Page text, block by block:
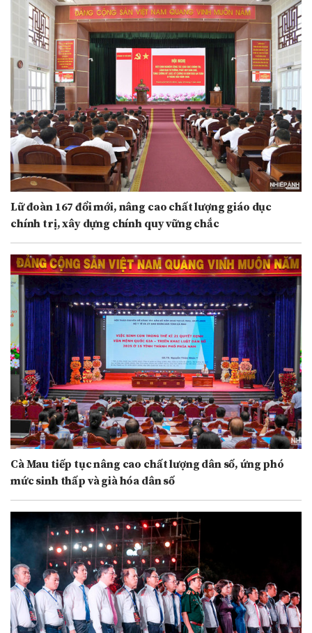
Lữ đoàn 167 đổi mới, nâng cao chất lượng giáo dục
chính trị, xây dựng chính quy vững chắc
Cà Mau tiếp tục nâng cao chất lượng dân số, ứng phó
mức sinh thấp và già hóa dân số